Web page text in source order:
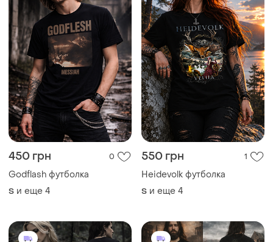
450 грн 0
Godflash футболка
S и еще 4
550 грн 1
Heidevolk футболка
S и еще 4